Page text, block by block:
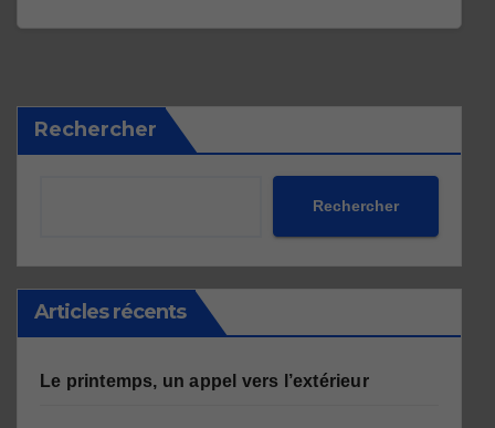
Rechercher
Rechercher
Articles récents
Le printemps, un appel vers l’extérieur